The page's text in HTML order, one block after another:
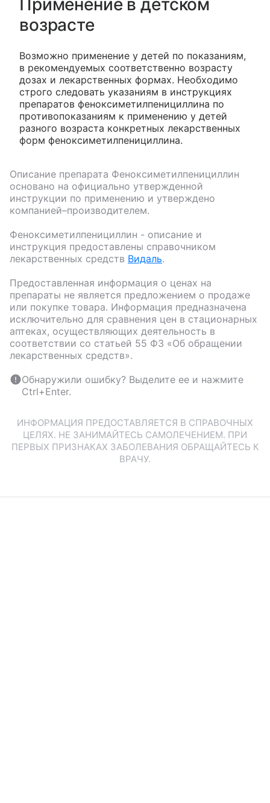
Применение в детском
возрасте
Возможно применение у детей по показаниям,
в рекомендуемых соответственно возрасту
дозах и лекарственных формах. Необходимо
строго следовать указаниям в инструкциях
препаратов феноксиметилпенициллина по
противопоказаниям к применению у детей
разного возраста конкретных лекарственных
форм феноксиметилпенициллина.
Описание препарата Феноксиметилпенициллин
основано на официально утвержденной
инструкции по применению и утверждено
компанией–производителем.
Феноксиметилпенициллин - описание и
инструкция предоставлены справочником
лекарственных средств Видаль.
Предоставленная информация о ценах на
препараты не является предложением о продаже
или покупке товара. Информация предназначена
исключительно для сравнения цен в стационарных
аптеках, осуществляющих деятельность в
соответствии со статьей 55 ФЗ «Об обращении
лекарственных средств».
Обнаружили ошибку? Выделите ее и нажмите
Ctrl+Enter.
ИНФОРМАЦИЯ ПРЕДОСТАВЛЯЕТСЯ В СПРАВОЧНЫХ
ЦЕЛЯХ. НЕ ЗАНИМАЙТЕСЬ САМОЛЕЧЕНИЕМ. ПРИ
ПЕРВЫХ ПРИЗНАКАХ ЗАБОЛЕВАНИЯ ОБРАЩАЙТЕСЬ К
ВРАЧУ.